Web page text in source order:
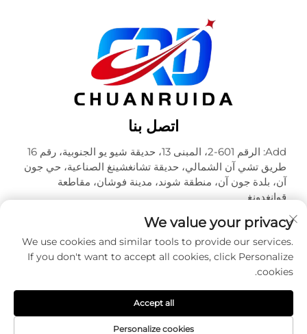
اتصل بنا
Add: الرقم 601-2، المبنى 13، حديقة شيو يو الجنوبية، رقم 16
طريق تشي آن الشمالي، حديقة تشانغشينغ الصناعية، حي جون
آن، بلدة جون آن، منطقة شوند، مدينة فوشان، مقاطعة
قوانغدونغ
هاتف:+86-18320933590
البريد الإلكتروني: [email protected]
المحدودة. جميع الحقوق محفوظة -
We value your privacy
We use cookies and similar tools to provide our services.
If you don't want to accept all cookies, click Personalize
cookies.
Personalize cookies
Accept all